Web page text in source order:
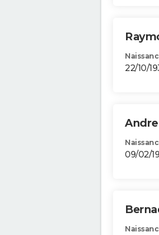
22/10/
Andre
09/02/